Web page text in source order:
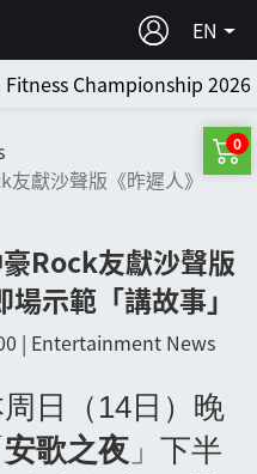
EN
Championship 2026
友獻沙聲版《昨遲人》
Rock友獻沙聲版
示範「講故事」
| Entertainment News
周日（14日）晚
安歌之夜 」下半
0